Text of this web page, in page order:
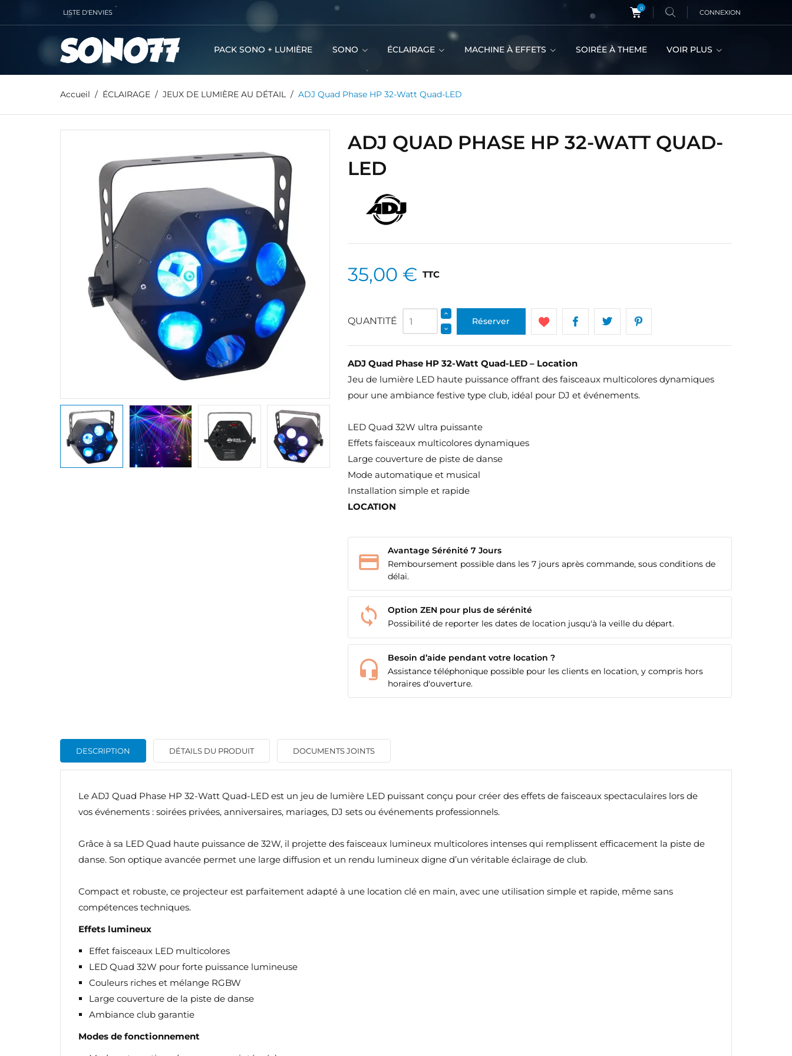
LISTE D'ENVIES 0 CONNEXION
PACK SONO + LUMIÈRE SONO ÉCLAIRAGE MACHINE À EFFETS SOIRÉE À THEME VOIR PLUS
Accueil ÉCLAIRAGE JEUX DE LUMIÈRE AU DÉTAIL ADJ Quad Phase HP 32-Watt Quad-LED
ADJ QUAD PHASE HP 32-WATT QUAD-
LED
35,00 € TTC
QUANTITÉ Réserver
ADJ Quad Phase HP 32-Watt Quad-LED – Location
Jeu de lumière LED haute puissance offrant des faisceaux multicolores dynamiques
pour une ambiance festive type club, idéal pour DJ et événements.
LED Quad 32W ultra puissante
Effets faisceaux multicolores dynamiques
Large couverture de piste de danse
Mode automatique et musical
Installation simple et rapide
LOCATION
Avantage Sérénité 7 Jours
Remboursement possible dans les 7 jours après commande, sous conditions de
délai.
Option ZEN pour plus de sérénité
Possibilité de reporter les dates de location jusqu'à la veille du départ.
Besoin d’aide pendant votre location ?
Assistance téléphonique possible pour les clients en location, y compris hors
horaires d'ouverture.
DESCRIPTION DÉTAILS DU PRODUIT DOCUMENTS JOINTS
Le ADJ Quad Phase HP 32-Watt Quad-LED est un jeu de lumière LED puissant conçu pour créer des effets de faisceaux spectaculaires lors de
vos événements : soirées privées, anniversaires, mariages, DJ sets ou événements professionnels.
Grâce à sa LED Quad haute puissance de 32W, il projette des faisceaux lumineux multicolores intenses qui remplissent efficacement la piste de
danse. Son optique avancée permet une large diffusion et un rendu lumineux digne d’un véritable éclairage de club.
Compact et robuste, ce projecteur est parfaitement adapté à une location clé en main, avec une utilisation simple et rapide, même sans
compétences techniques.
Effets lumineux
Effet faisceaux LED multicolores
LED Quad 32W pour forte puissance lumineuse
Couleurs riches et mélange RGBW
Large couverture de la piste de danse
Ambiance club garantie
Modes de fonctionnement